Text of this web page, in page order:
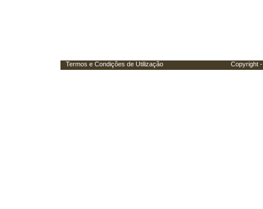
Termos e Condições de Utilização Copyright -